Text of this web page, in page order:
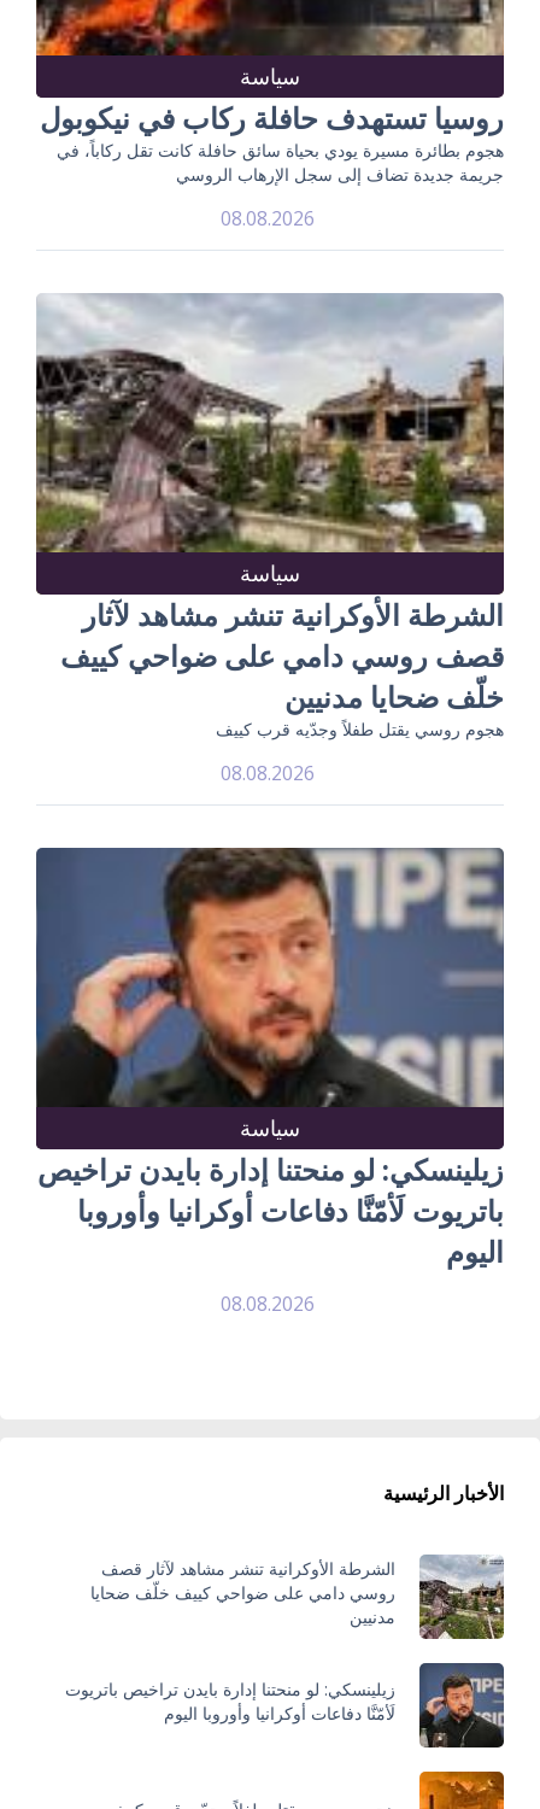
سياسة
روسيا تستهدف حافلة ركاب في نيكوبول
هجوم بطائرة مسيرة يودي بحياة سائق حافلة كانت تقل ركاباً، في
جريمة جديدة تضاف إلى سجل الإرهاب الروسي
08.08.2026
سياسة
الشرطة الأوكرانية تنشر مشاهد لآثار
قصف روسي دامي على ضواحي كييف
خلّف ضحايا مدنيين
هجوم روسي يقتل طفلاً وجدّيه قرب كييف
08.08.2026
سياسة
زيلينسكي: لو منحتنا إدارة بايدن تراخيص
باتريوت لَأمّنَّا دفاعات أوكرانيا وأوروبا
اليوم
08.08.2026
الأخبار الرئيسية
الشرطة الأوكرانية تنشر مشاهد لآثار قصف
روسي دامي على ضواحي كييف خلّف ضحايا
مدنيين
زيلينسكي: لو منحتنا إدارة بايدن تراخيص باتريوت
لَأمّنَّا دفاعات أوكرانيا وأوروبا اليوم